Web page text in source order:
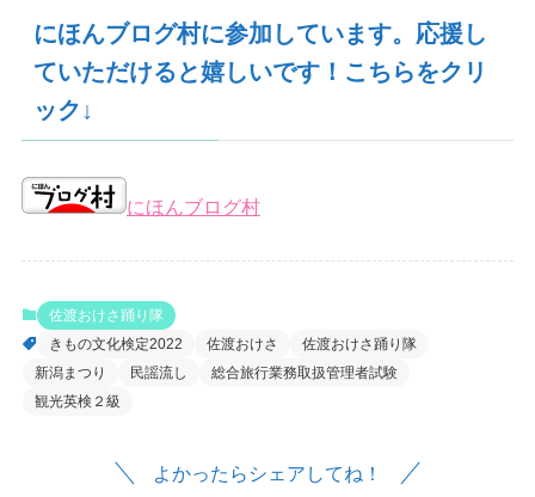
にほんブログ村に参加しています。応援し
ていただけると嬉しいです！こちらをクリ
ック↓
にほんブログ村
佐渡おけさ踊り隊
きもの文化検定2022
佐渡おけさ
佐渡おけさ踊り隊
新潟まつり
民謡流し
総合旅行業務取扱管理者試験
観光英検２級
よかったらシェアしてね！